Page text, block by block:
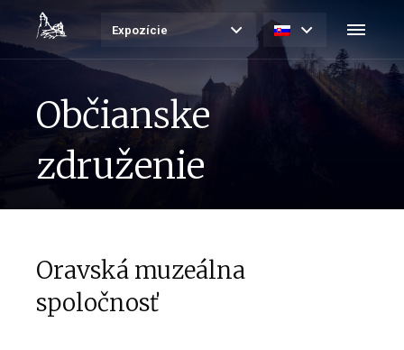
Expozície
Občianske
združenie
Oravská muzeálna
spoločnosť